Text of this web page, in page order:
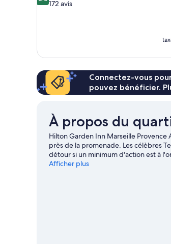
sur 172 avis
Connectez-vous
pouvez bénéficier.
À propos du
Hilton Garden Inn Marseille
près de la promenade. Les célèbres
détour si un minimum d'action est à
la beauté naturelle des lieux ? Partez
Afficher plus